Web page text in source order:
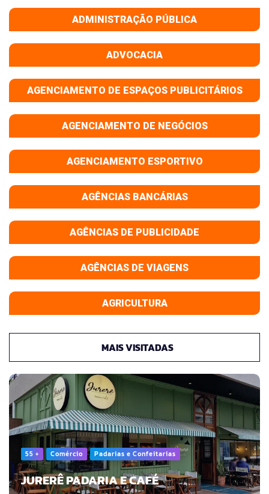
ADMINISTRAÇÃO PÚBLICA
ADVOCACIA
AGENCIAMENTO DE ESPAÇOS PUBLICITÁRIOS
AGENCIAMENTO DE NEGÓCIOS
AGENCIAMENTO ESPORTIVO
AGÊNCIAS BANCÁRIAS
AGÊNCIAS DE PUBLICIDADE
AGÊNCIAS DE VIAGENS
AGRICULTURA
MAIS VISITADAS
55 + Comércio Padarias e Confeitarias
JURERÊ PADARIA E CAFÉ